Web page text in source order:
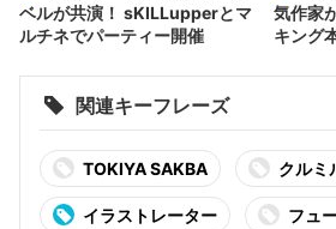
ベルが共演！ sKILLupperとマ
ルチネでパーティー開催
気作家
キング
関連キーフレーズ
TOKIYA SAKBA クルミ
イラストレーター フュ